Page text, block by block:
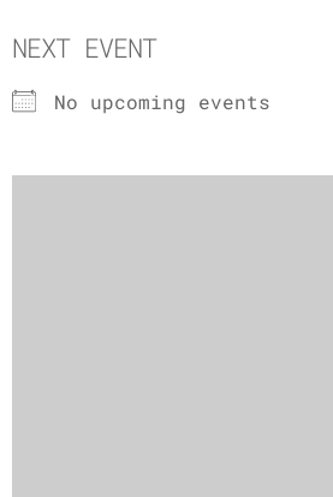
NEXT EVENT
No upcoming events